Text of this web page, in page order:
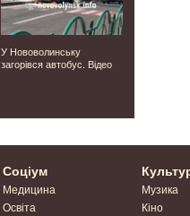
У Нововолинську
загорівся автобус. Відео
Соціум
Медицина
Освіта
Музика
Кіно